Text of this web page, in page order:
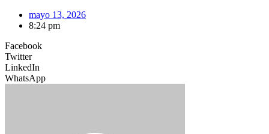
mayo 13, 2026
8:24 pm
Facebook
Twitter
LinkedIn
WhatsApp